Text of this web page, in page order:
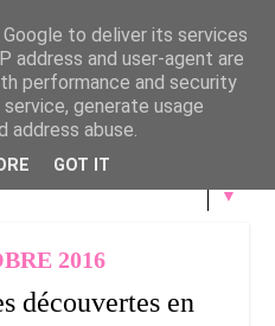
▼
2016
découvertes en
to deliver its services
address and user-agent are
performance and security
generate usage
abuse.
GOT IT